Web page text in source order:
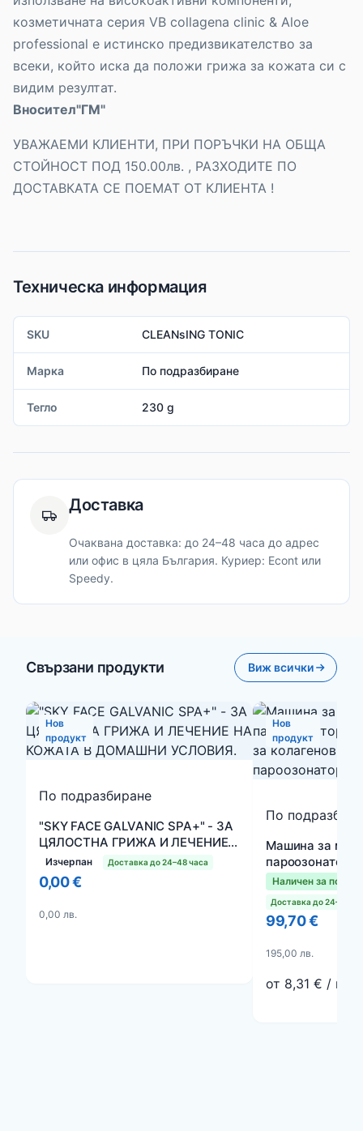
козметичната серия VB collagena clinic & Aloe
professional е истинско предизвикателство за
всеки, който иска да положи грижа за кожата си с
видим резултат.
Вносител"ГМ"
УВАЖАЕМИ КЛИЕНТИ, ПРИ ПОРЪЧКИ НА ОБЩА
СТОЙНОСТ ПОД 150.00лв. , РАЗХОДИТЕ ПО
ДОСТАВКАТА СЕ ПОЕМАТ ОТ КЛИЕНТА !
Техническа информация
SKU CLEANsING TONIC
Марка По подразбиране
Тегло 230 g
Доставка
Очаквана доставка: до 24–48 часа до адрес
или офис в цяла България. Куриер: Econt или
Speedy.
Свързани продукти Виж всички
Нов
продукт
По подразбиране
"SKY FACE GALVANIC SPA+" - ЗА
ЦЯЛОСТНА ГРИЖА И ЛЕЧЕНИЕ
НА КОЖАТА В ДОМАШНИ
УСЛОВИЯ.
Изчерпан Доставка до 24–48 часа
0,00 €
0,00 лв.
Нов
продукт
По
Машина за
пароозонатор -
за колагенови
пароозонатор
Наличен за
Доставка до 24–48
99,70 €
195,00 лв.
от 8,31 € / мес.